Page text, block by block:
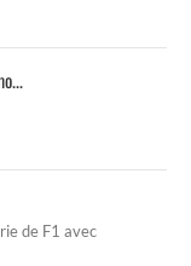
de F1 avec